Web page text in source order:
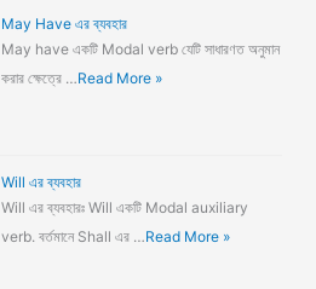
May Have এর ব্যবহার
May have একটি Modal verb যেটি সাধারণত অনুমান
করার ক্ষেত্রে …Read More »
Will এর ব্যবহার
Will এর ব্যবহারঃ Will একটি Modal auxiliary
verb. বর্তমানে Shall এর …Read More »